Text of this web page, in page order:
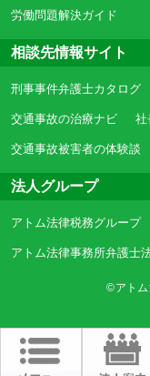
労働問題解決ガイド
相談先情報サイト
刑事事件弁護士カタログ
交通事故の治療ナビ 社
交通事故被害者の体験談
法人グループ
アトム法律税務グループ
アトム法律事務所弁護士
©アトム